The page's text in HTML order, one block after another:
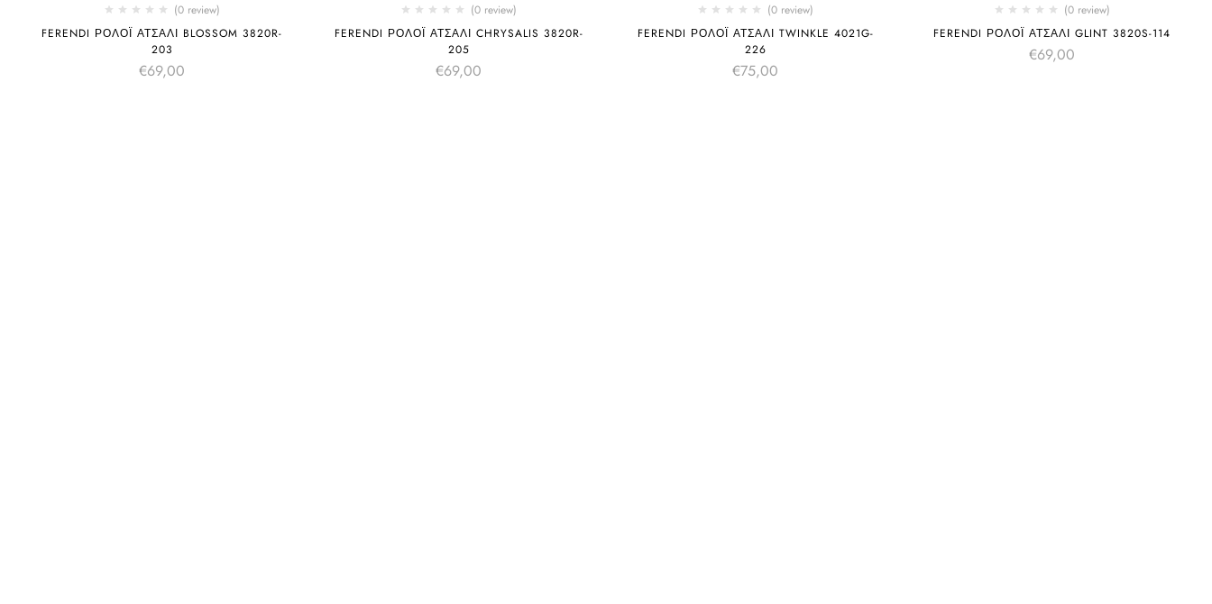
(0 review)
FERENDI ΡΟΛΌΙ ΑΤΣΆΛΙ BLOSSOM 3820R-
203
€69,00
(0 review)
FERENDI ΡΟΛΌΙ ΑΤΣΆΛΙ CHRYSALIS 3820R-
205
€69,00
(0 review)
FERENDI ΡΟΛΌΙ ΑΤΣΆΛΙ TWINKLE 4021G-
226
€75,00
(0 review)
FERENDI ΡΟΛΌΙ ΑΤΣΆΛΙ GLINT 3820S-114
€69,00